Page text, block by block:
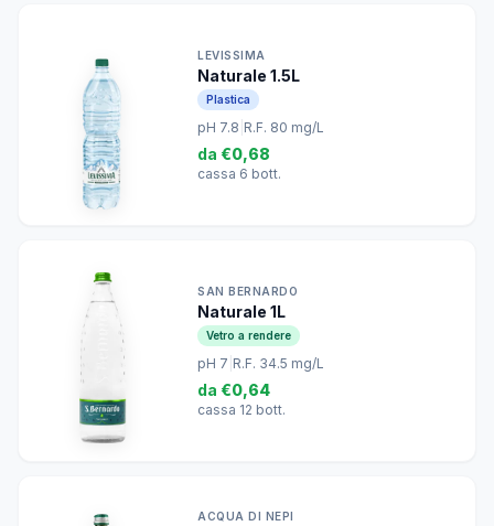
LEVISSIMA
Naturale 1.5L
Plastica
pH 7.8 R.F. 80 mg/L
da €0,68
cassa 6 bott.
SAN BERNARDO
Naturale 1L
Vetro a rendere
pH 7 R.F. 34.5 mg/L
da €0,64
cassa 12 bott.
ACQUA DI NEPI